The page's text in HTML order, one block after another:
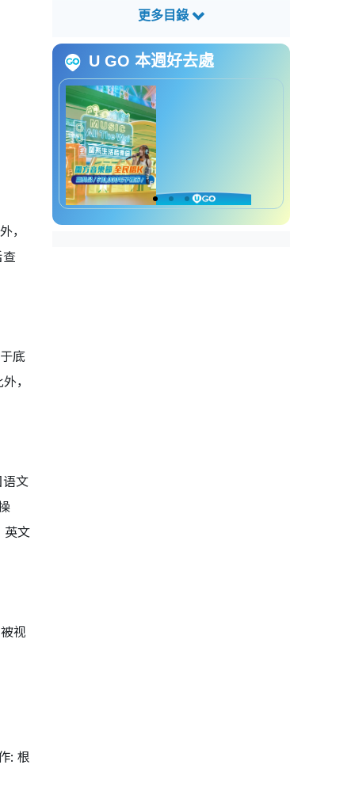
，
底
，
文
英文
视
: 根
文员(高等教育)招聘查询方法
U GO 本週好去處